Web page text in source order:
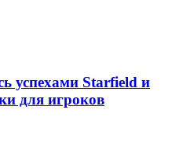
успехами Starfield и
для игроков